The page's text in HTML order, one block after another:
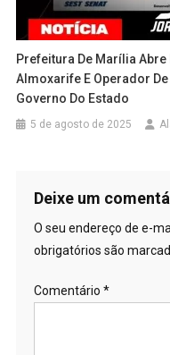
Prefeitura De Marília
Almoxarife E Operador
Governo Do Estado
5 de agosto de 2025
Deixe um
O seu endereço de e-
obrigatórios são
Comentário *